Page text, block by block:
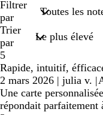
recherches
saisies
Filtrer
par
Trier
par
5
Rapide, intuitif,
2 mars 2026 | julia v. |
Une carte
répondait parfaitement